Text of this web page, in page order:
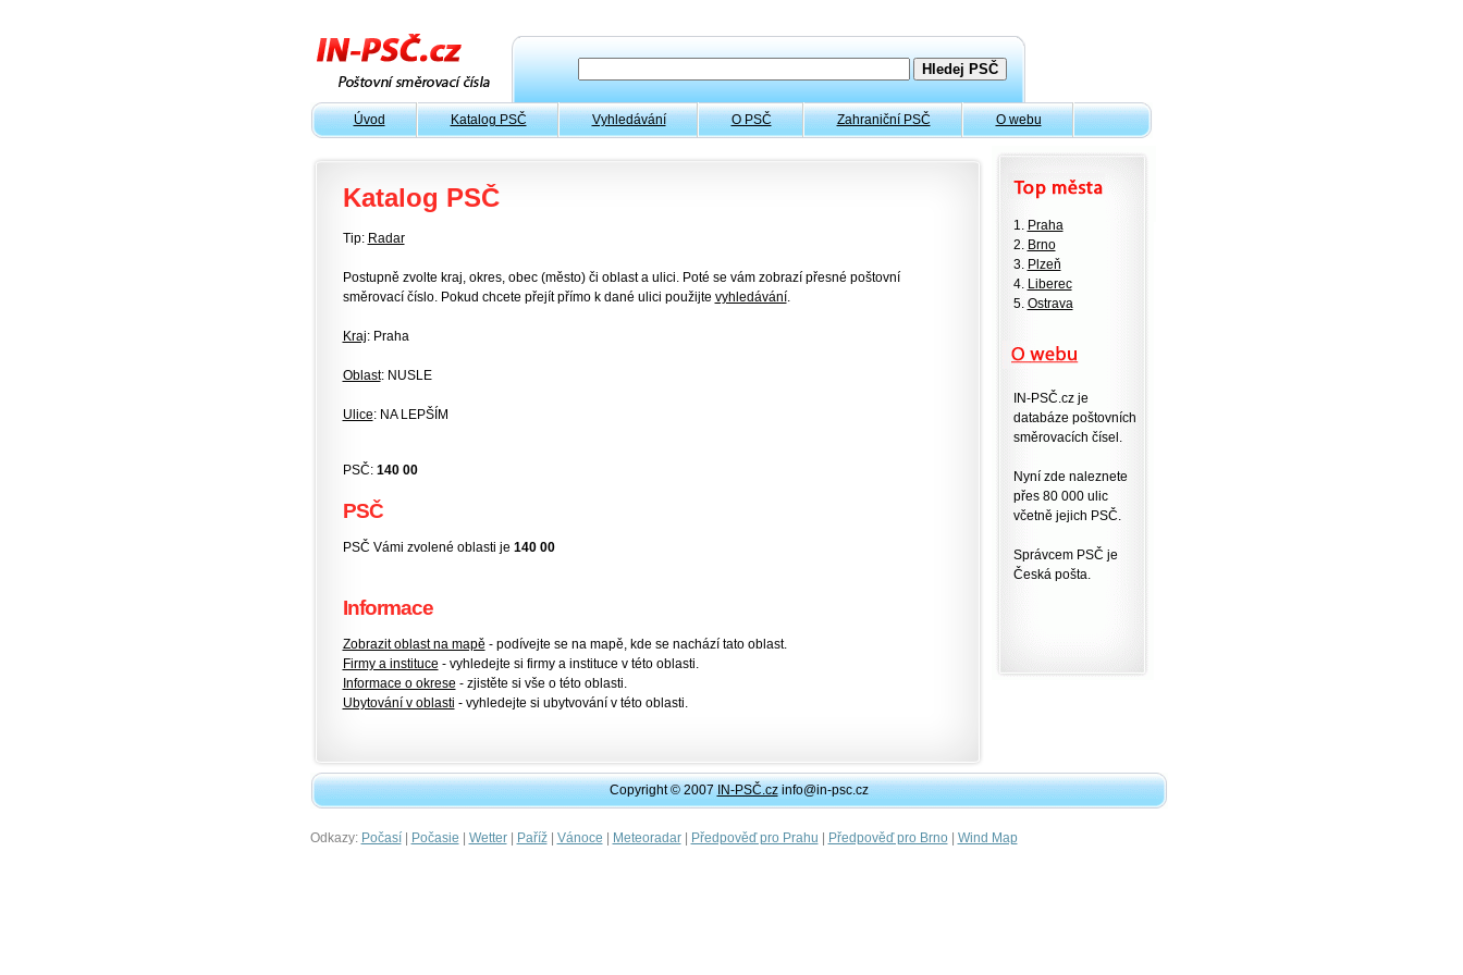
Úvod Katalog PSČ Vyhledávání O PSČ Zahraniční PSČ O webu
Katalog PSČ
Tip: Radar
Postupně zvolte kraj, okres, obec (město) či oblast a ulici. Poté se vám zobrazí přesné poštovní
směrovací číslo. Pokud chcete přejít přímo k dané ulici použijte vyhledávání.
Kraj: Praha
Oblast: NUSLE
Ulice: NA LEPŠÍM
PSČ: 140 00
PSČ
PSČ Vámi zvolené oblasti je 140 00
Informace
Zobrazit oblast na mapě - podívejte se na mapě, kde se nachází tato oblast.
Firmy a instituce - vyhledejte si firmy a instituce v této oblasti.
Informace o okrese - zjistěte si vše o této oblasti.
Ubytování v oblasti - vyhledejte si ubytvování v této oblasti.
1. Praha
2. Brno
3. Plzeň
4. Liberec
5. Ostrava
IN-PSČ.cz je
databáze poštovních
směrovacích čísel.
Nyní zde naleznete
přes 80 000 ulic
včetně jejich PSČ.
Správcem PSČ je
Česká pošta.
Copyright © 2007IN-PSČ.czinfo@in-psc.cz
Odkazy: Počasí| Počasie | Wetter| Paříž| Vánoce | Meteoradar| Předpověď pro Prahu | Předpověď pro Brno| Wind Map